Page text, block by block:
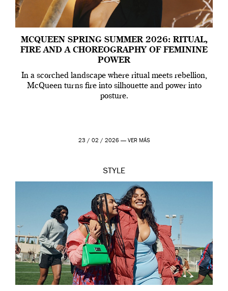
MCQUEEN SPRING SUMMER 2026: RITUAL,
FIRE AND A CHOREOGRAPHY OF FEMININE
POWER
In a scorched landscape where ritual meets rebellion,
McQueen turns fire into silhouette and power into
posture.
23 / 02 / 2026 — VER MÁS
STYLE